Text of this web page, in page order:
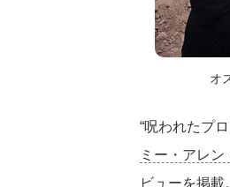
オ
“呪われたプ
ミー・アレン
ビューを掲